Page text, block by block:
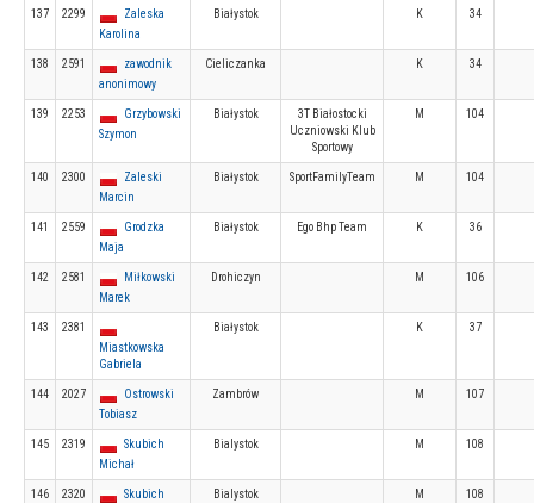
137 2299
Zaleska
Karolina
Białystok K 34
138 2591
zawodnik
anonimowy
Cieliczanka K 34
139 2253
Grzybowski
Szymon
Białystok
3T Białostocki
Uczniowski Klub
Sportowy
M 104
140 2300
Zaleski
Marcin
Białystok SportFamilyTeam M 104
141 2559
Grodzka
Maja
Białystok Ego Bhp Team K 36
142 2581
Miłkowski
Marek
Drohiczyn M 106
143
2381
Miastkowska
Gabriela
Białystok K 37
144 2027
Ostrowski
Tobiasz
Zambrów M 107
145 2319
Skubich
Michał
Bialystok M 108
146 2320
Skubich
Bialystok M 108